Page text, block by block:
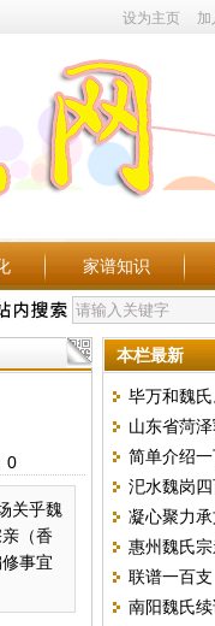
设为主页 加
家谱知识
0
关乎魏
（香
事宜
本栏最新
毕万和魏氏
山东省菏
简单介绍
汜水魏岗
史与家国情
凝心聚力
兰州市魏
大）会议
惠州魏氏
心赓续家
联谱一百支
南阳魏氏